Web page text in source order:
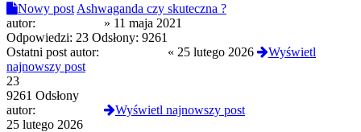
Nowy post Ashwaganda czy skuteczna ?
autor:
» 11 maja 2021
Odpowiedzi: 23 Odsłony: 9261
Ostatni post autor:
« 25 lutego 2026
Wyświetl
najnowszy post
23
9261 Odsłony
autor:
Wyświetl najnowszy post
25 lutego 2026